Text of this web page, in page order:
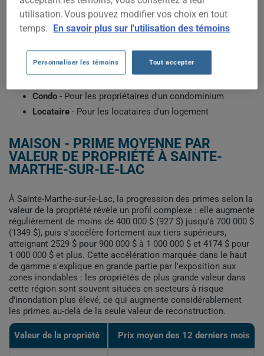
À Sainte-Marthe-sur-le-Lac, votre prime dépend de plusieurs
facteurs : la valeur de la propriété, le code postal exact,
l'année de construction et votre historique d'assurance.
voir les primes types récemment obtenues par les clients de
ClicAssure.
Condo - Pour les propriétaires d'un condominium
Locataire - Pour les locataires d'un logement
MAISON - PRIME MOYENNE PAR
VALEUR DE PROPRIÉTÉ À SAINTE-
MARTHE-SUR-LE-LAC
À Sainte-Marthe-sur-le-Lac, la progression des primes selon la
valeur de la propriété révèle un profil complexe : elle augmente
régulièrement de moins de 400 000 $ (927 $) jusqu'à 700 000 $
(1349 $), puis s'accélère fortement aux tiers supérieurs,
atteignant 2529 $ pour 900 000 $ à 1 000 000 $ et 4174 $ pour
1 000 000 $ et plus. Cette accélération marquée dans le haut
de gamme s'explique en grande partie par l'exposition aux
zones inondables : les propriétés de plus grande valeur dans
cette région sont souvent situées en secteurs à risque
d'inondation plus élevé, ce qui augmente considérablement
les primes au-delà de la seule valeur de reconstruction.
Valeur de la propriété Prix moyen des 12 derniers mois
utilisation. Vous pouvez modifier vos choix en tout
temps. En savoir plus sur l'utilisation des témoins
Personnaliser les témoins Tout accepter